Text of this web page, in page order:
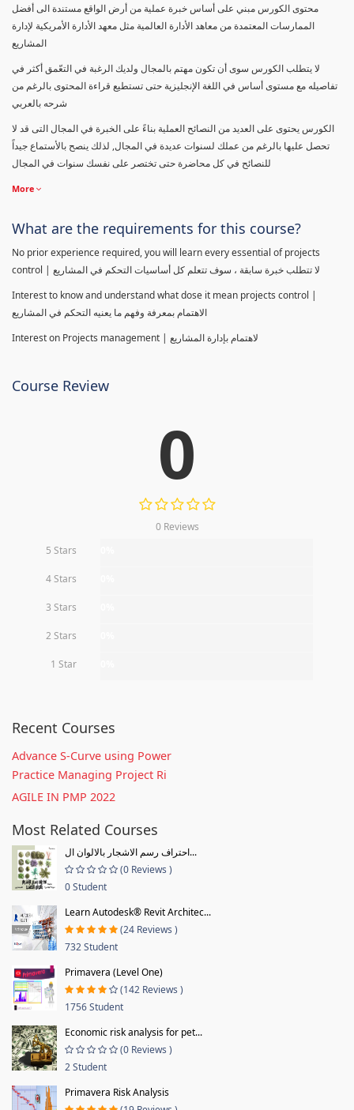
محتوى الكورس مبني على أساس خبرة عملية من أرض الواقع مستندة الى أفضل
الممارسات المعتمدة من معاهد الأدارة العالمية مثل معهد الأدارة الأمريكية لإدارة
المشاريع
لا يتطلب الكورس سوى أن تكون مهتم بالمجال ولديك الرغبة في التعّمق أكثر في
تفاصيله مع مستوى أساس في اللغة الإنجليزية حتى تستطيع قراءة المحتوى بالرغم من
شرحه بالعربي
الكورس يحتوى على العديد من النصائح العملية بناءً على الخبرة في المجال التى قد لا
تحصل عليها بالرغم من عملك لسنوات عديدة في المجال, لذلك ينصح بالأستماع جيداً
للنصائح في كل محاضرة حتى تختصر على نفسك سنوات في المجال
More
What are the requirements for this course?
No prior experience required, you will learn every essential of projects
control | لا تتطلب خبرة سابقة ، سوف تتعلم كل أساسيات التحكم في المشاريع
Interest to know and understand what dose it mean projects control |
الاهتمام بمعرفة وفهم ما يعنيه التحكم في المشاريع
Interest on Projects management | لاهتمام بإدارة المشاريع
Course Review
0
0 Reviews
5 Stars
4 Stars
3 Stars
2 Stars
1 Star
Recent Courses
Advance S-Curve using Power
Practice Managing Project Ri
AGILE IN PMP 2022
Most Related Courses
احتراف رسم الاشجار بالالوان ال...
(0 Reviews )
0 Student
Learn Autodesk® Revit Architec...
(24 Reviews )
732 Student
Primavera (Level One)
(142 Reviews )
1756 Student
Economic risk analysis for pet...
(0 Reviews )
2 Student
Primavera Risk Analysis